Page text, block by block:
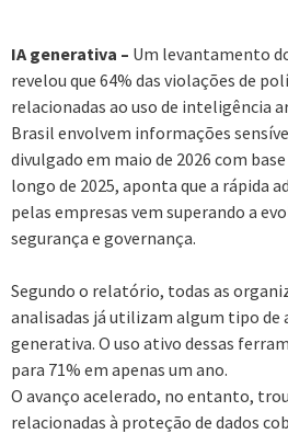
IA generativa – Um levantamento
revelou que 64% das violações de
relacionadas ao uso de inteligência
Brasil envolvem informações
divulgado em maio de 2026 com
longo de 2025, aponta que a rápida
pelas empresas vem superando a
segurança e governança.
Segundo o relatório, todas as
analisadas já utilizam algum tipo de
generativa. O uso ativo dessas
para 71% em apenas um ano.
O avanço acelerado, no entanto,
relacionadas à proteção de dados